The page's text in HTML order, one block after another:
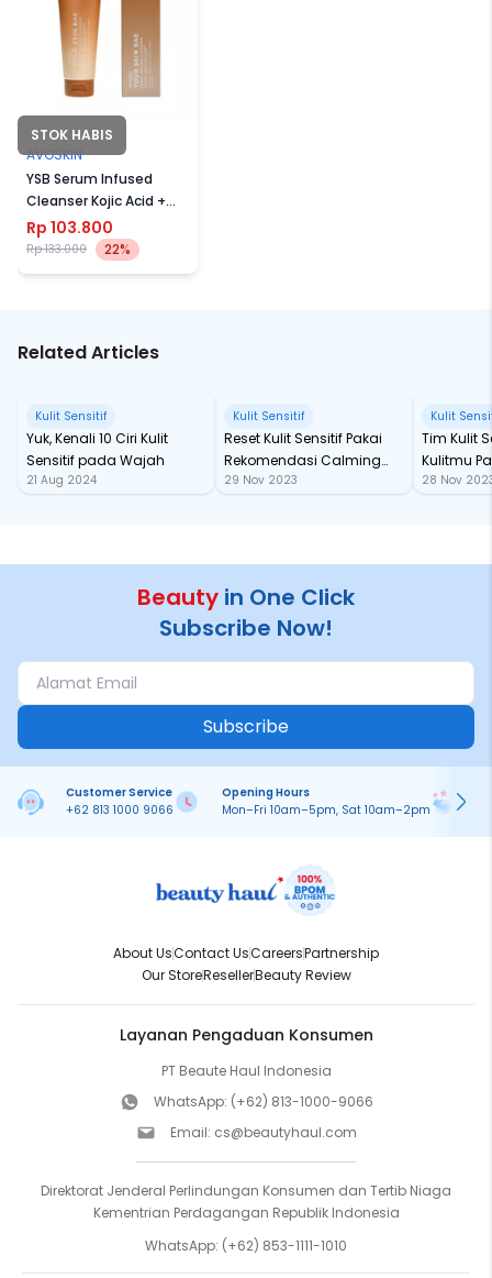
STOK HABIS
AVOSKIN
YSB Serum Infused
Cleanser Kojic Acid +
Glycolic Acid + Licorice
Allantoin + Sodium
Hyaluronate
Rp 103.800
Rp 133.000 22%
Related Articles
Kulit Sensitif
Yuk, Kenali 10 Ciri Kulit
Sensitif pada Wajah
21 Aug 2024
Kulit Sensitif
Reset Kulit Sensitif Pakai
Rekomendasi Calming
Toner di Bawah Ini!
29 Nov 2023
Kulit
Tim Kulit
Kulitmu
28 Nov
Beauty in One Click
Subscribe Now!
Subscribe
Customer Service
+62 813 1000 9066
Opening Hours
Mon–Fri 10am–5pm, Sat 10am–2pm
About UsContact UsCareersPartnership
Our StoreResellerBeauty Review
Layanan Pengaduan Konsumen
PT Beaute Haul Indonesia
WhatsApp: (+62) 813-1000-9066
Email: cs@beautyhaul.com
Direktorat Jenderal Perlindungan Konsumen dan Tertib Niaga
Kementrian Perdagangan Republik Indonesia
WhatsApp: (+62) 853-1111-1010